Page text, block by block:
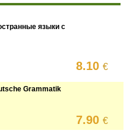
языки с
8.10€
Grammatik
7.90€